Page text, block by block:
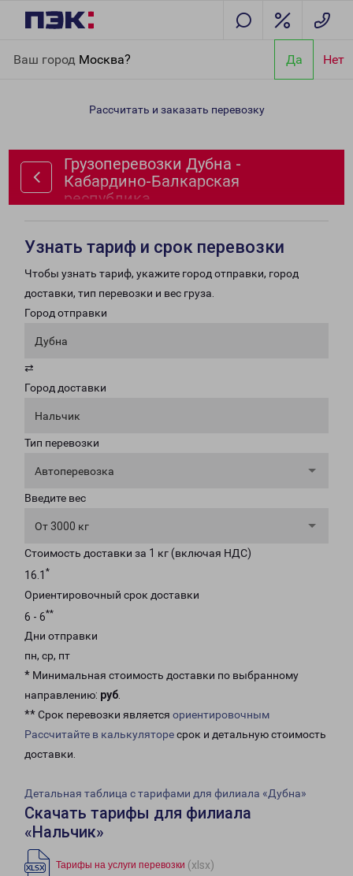
Ваш город Москва? Да Нет
Балкарская республика
Рассчитать и заказать перевозку
Грузоперевозки Дубна -
Кабардино-Балкарская
республика
Узнать тариф и срок перевозки
Чтобы узнать тариф, укажите город отправки, город
доставки, тип перевозки и вес груза.
Город отправки
Дубна
⇄
Город доставки
Нальчик
Тип перевозки
Автоперевозка
Введите вес
От 3000 кг
Стоимость доставки за 1 кг (включая НДС)
16.1 *
Ориентировочный срок доставки
6 - 6**
Дни отправки
пн, ср, пт
* Минимальная стоимость доставки по выбранному
направлению: руб.
** Срок перевозки является ориентировочным
Рассчитайте в калькуляторесрок и детальную стоимость
доставки.
Детальная таблица с тарифами для филиала «Дубна»
Скачать тарифы для филиала
«Нальчик»
Тарифы на услуги перевозки (xlsx)